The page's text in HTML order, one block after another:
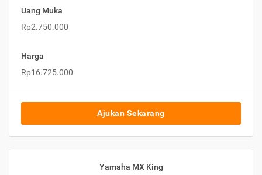
Uang Muka
Rp2.750.000
Harga
Rp16.725.000
Ajukan Sekarang
Yamaha MX King